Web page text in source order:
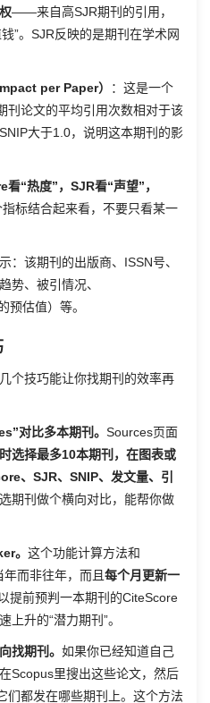
——来自高SJR期刊的引用，
”。SJR反映的是期刊在学术网
per Paper）
：这是一个
刊论文的平均引用次数相对于该
大于1.0，说明这本期刊的影
“热度”，SJR看“声望”，
标结合起来看，不要只看某一
：该期刊的出版商、ISSN号、
势、被引情况、
预估值）等。
个技巧能让你找期刊的效率再
对比多本期刊。 Sources页面
选择最多10本期刊，在图表或
、SJR、SNIP、发文量、引
期刊做个横向对比，能帮你做
。 这个功能计算方法和
而非往年，而且每个月更新一
提前预判一本期刊的CiteScore
升的“潜力期刊”。
找期刊。 如果你已经知道自己
Scopus里搜出这些论文，然后
们都发在哪些期刊上。这个方法